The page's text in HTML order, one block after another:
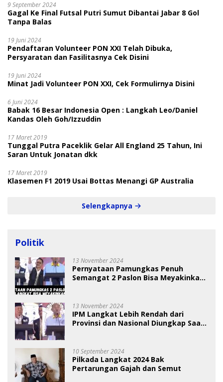
9 September 2024
Gagal Ke Final Futsal Putri Sumut Dibantai Jabar 8 Gol
Tanpa Balas
19 Juni 2024
Pendaftaran Volunteer PON XXI Telah Dibuka,
Persyaratan dan Fasilitasnya Cek Disini
19 Juni 2024
Minat Jadi Volunteer PON XXI, Cek Formulirnya Disini
6 Juni 2024
Babak 16 Besar Indonesia Open : Langkah Leo/Daniel
Kandas Oleh Goh/Izzuddin
17 Maret 2019
Tunggal Putra Paceklik Gelar All England 25 Tahun, Ini
Saran Untuk Jonatan dkk
17 Maret 2019
Klasemen F1 2019 Usai Bottas Menangi GP Australia
Selengkapnya
Politik
13 November 2024
Pernyataan Pamungkas Penuh
Semangat 2 Paslon Bisa Meyakinkan
13 November 2024
IPM Langkat Lebih Rendah dari
Provinsi dan Nasional Diungkap Saat
10 September 2024
Pilkada Langkat 2024 Bak
Pertarungan Gajah dan Semut